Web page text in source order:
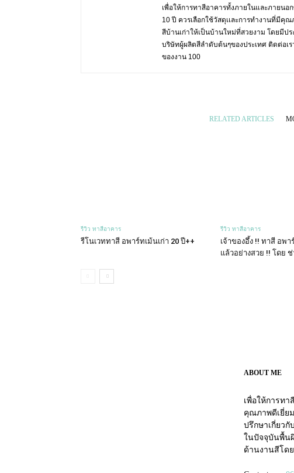
เพื่อให้การทาสีอาคารทั้งภายในและภายน
10 ปี ควรเลือกใช้วัสดุเเละการทำงานที่มีคุ
สีบ้านเก่าให้เป็นบ้านใหม่ที่สวยงาม โดยมีป
บริษัทผู้ผลิตสีลำดับต้นๆของประเทศ ติดต่อเ
ของงาน 100
RELATED ARTICLES
รีวิว ทาสีอาคาร
รีโนเวททาสี อพาร์ทเม้นเก่า 20 ปี++
รีวิว ทาสีอาคาร
เจ้าของอึ้ง !! ทาสี อพา
แล้วอย่างสวย !! โดย
ABOUT ME
เพื่อให้การท
คุณภาพดีเยี่ยม
ปรึกษาเกี่ยว
ในปัจจุบันพื้น
ด้านงานสีโด